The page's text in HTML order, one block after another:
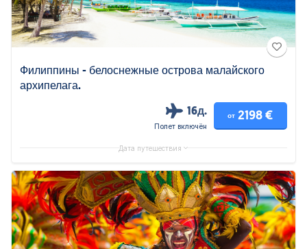
Филиппины - белоснежные острова малайского
архипелага.
16д.
Полет включён
от 2198 €
Дата путешествия